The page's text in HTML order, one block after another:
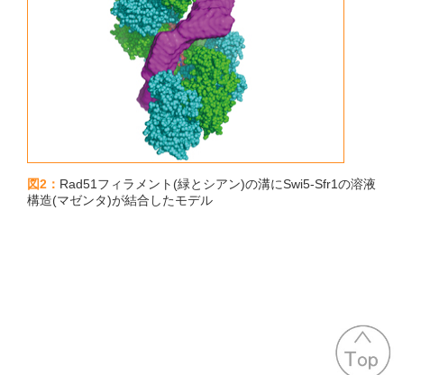
図2： Rad51フィラメント(緑とシアン)の溝にSwi5-Sfr1の溶液
構造(マゼンタ)が結合したモデル